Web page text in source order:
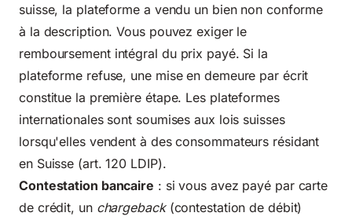
suisse, la plateforme a vendu un bien non conforme
à la description. Vous pouvez exiger le
remboursement intégral du prix payé. Si la
plateforme refuse, une mise en demeure par écrit
constitue la première étape. Les plateformes
internationales sont soumises aux lois suisses
lorsqu'elles vendent à des consommateurs résidant
en Suisse (art. 120 LDIP).
Contestation bancaire : si vous avez payé par carte
de crédit, un chargeback(contestation de débit)